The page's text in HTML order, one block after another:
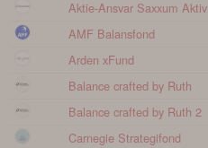
Aktie-Ansvar Saxxum Aktiv
AMF Balansfond
Arden xFund
Balance crafted by Ruth
Balance crafted by Ruth 2
Carnegie Strategifond